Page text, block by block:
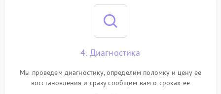
4. Диагностика
Мы проведем диагностику, определим поломку и цену ее
восстановления и сразу сообщим вам о сроках ее